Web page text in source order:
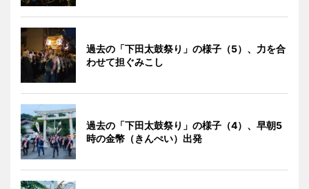
過去の「下田太鼓祭り」の様子（5）、力を合
わせて担ぐみこし
過去の「下田太鼓祭り」の様子（4）、早朝5
時の金幣（きんぺい）出発